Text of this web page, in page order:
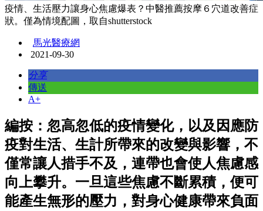
疫情、生活壓力讓身心焦慮爆表？中醫推薦按摩６穴道改善症
狀。僅為情境配圖，取自shutterstock
馬光醫療網
2021-09-30
分享
傳送
A+
編按：忽高忽低的疫情變化，以及因應防
疫對生活、生計所帶來的改變與影響，不
僅常讓人措手不及，連帶也會使人焦慮感
向上攀升。一旦這些焦慮不斷累積，便可
能產生無形的壓力，對身心健康帶來負面